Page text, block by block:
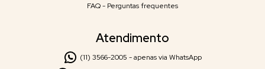
FAQ - Perguntas frequentes
Atendimento
(11) 3566-2005 - apenas via WhatsApp